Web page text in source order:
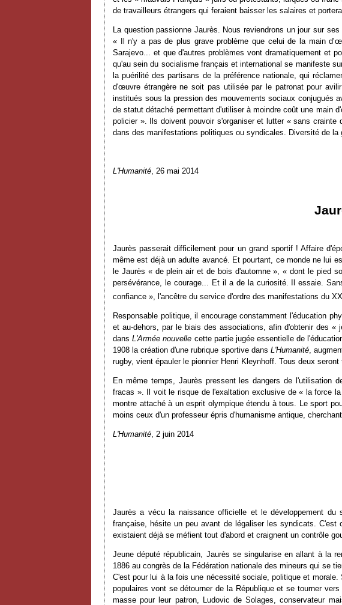
de travailleurs étrangers qui feraient baisser les salaires et
La question passionne Jaurès. Nous reviendrons un jour sur
« Il n'y a pas de plus grave problème que celui de la main d'œ
Sarajevo... et que d'autres problèmes vont dramatiquement et
qu'au sein du socialisme français et international se manifeste
la puérilité des partisans de la préférence nationale, qui
d'œuvre étrangère ne soit pas utilisée par le patronat pour
institués sous la pression des mouvements sociaux conjugués
de statut détaché permettant d'utiliser à moindre coût une main d'
policier ». Ils doivent pouvoir s'organiser et lutter « sans
dans des manifestations politiques ou syndicales. Diversité de la
L'Humanité , 26 mai 2014
Jaurès passerait difficilement pour un grand sportif ! Affaire
même est déjà un adulte avancé. Et pourtant, ce monde ne lui
le Jaurès « de plein air et de bois d'automne », « dont le pied
persévérance, le courage... Et il a de la curiosité. Il essaie.
confiance », l'ancêtre du service d'ordre des manifestations du XX
Responsable politique, il encourage constamment l'éducation
et au-dehors, par le biais des associations, afin d'obtenir des
dansL'Armée nouvelle cette partie jugée essentielle de
1908 la création d'une rubrique sportive dans L'Humanité,
rugby, vient épauler le pionnier Henri Kleynhoff. Tous deux
En même temps, Jaurès pressent les dangers de l'utilisation
fracas ». Il voit le risque de l'exaltation exclusive de « la force
montre attaché à un esprit olympique étendu à tous. Le sport
moins ceux d'un professeur épris d'humanisme antique,
L'Humanité , 2 juin 2014
Jaurès a vécu la naissance officielle et le développement du
française, hésite un peu avant de légaliser les syndicats.
existaient déjà se méfient tout d'abord et craignent un contrôle
Jeune député républicain, Jaurès se singularise en allant à la
1886 au congrès de la Fédération nationale des mineurs qui se
C'est pour lui à la fois une nécessité sociale, politique et
populaires vont se détourner de la République et se tourner
masse pour leur patron, Ludovic de Solages, conservateur